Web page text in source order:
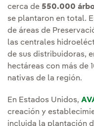
cerca de 550.000
se plantaron en total.
de áreas de
las centrales
de sus distribuidoras,
hectáreas con más de
nativas de la región.
En Estados Unidos,
creación y
incluida la plantación